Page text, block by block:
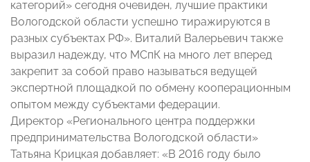
категорий» сегодня очевиден, лучшие практики
Вологодской области успешно тиражируются в
разных субъектах РФ». Виталий Валерьевич также
выразил надежду, что МСпК на много лет вперед
закрепит за собой право называться ведущей
экспертной площадкой по обмену кооперационным
опытом между субъектами федерации.
Директор «Регионального центра поддержки
предпринимательства Вологодской области»
Татьяна Крицкая добавляет: «В 2016 году было